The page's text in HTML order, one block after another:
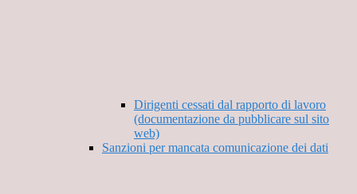
Dirigenti cessati dal rapporto di lavoro
(documentazione da pubblicare sul sito
web)
Sanzioni per mancata comunicazione dei dati